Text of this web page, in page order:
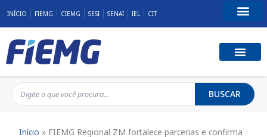
INÍCIO FIEMG CIEMG SESI SENAI IEL CIT
BUSCAR
Início » FIEMG Regional ZM fortalece parcerias e confirma